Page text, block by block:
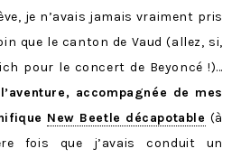
je n’avais jamais vraiment pris
que le canton de Vaud (allez, si,
pour le concert de Beyoncé !)…
accompagnée de mes
New Beetle décapotable (à
fois que j’avais conduit un